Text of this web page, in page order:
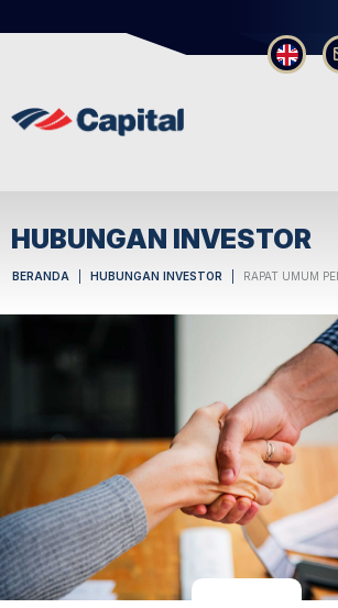
HUBUNGAN INVESTOR
BERANDA HUBUNGAN INVESTOR RAPAT UMUM